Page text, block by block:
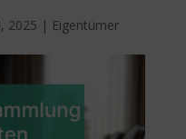
2025 | Eigentümer